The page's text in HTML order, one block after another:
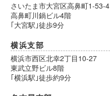
さいたま市大宮区高鼻町1-53-4
高鼻町川鍋ビル4階
｢大宮駅｣徒歩9分
横浜支部
横浜市西区北幸2丁目10-27
東武立野ビル8階
｢横浜駅｣徒歩約9分